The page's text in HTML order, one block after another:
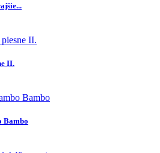
II.
Bambo